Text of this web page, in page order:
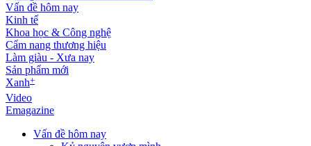
Vấn đề hôm nay
Kinh tế
Khoa học & Công nghệ
Cẩm nang thương hiệu
Làm giàu - Xưa nay
Sản phẩm mới
Xanh+
Video
Emagazine
Vấn đề hôm nay